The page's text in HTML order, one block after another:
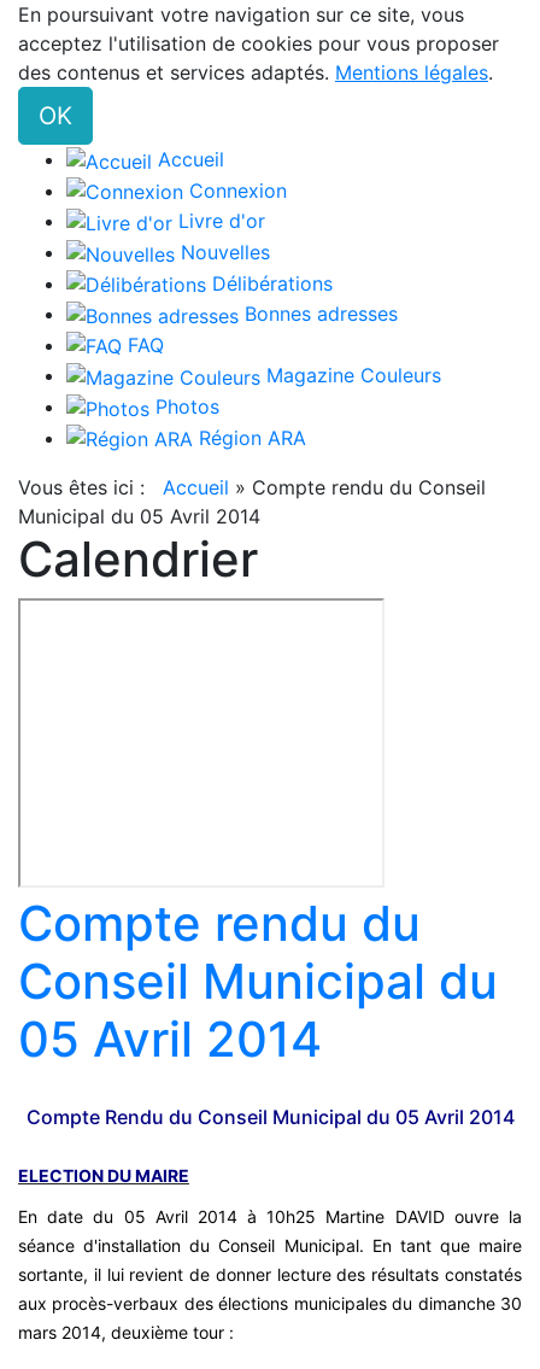
En poursuivant votre navigation sur ce site, vous
acceptez l'utilisation de cookies pour vous proposer
des contenus et services adaptés. Mentions légales.
OK
Accueil
Connexion
Livre d'or
Nouvelles
Délibérations
Bonnes adresses
FAQ
Magazine Couleurs
Photos
Région ARA
Vous êtes ici : Accueil » Compte rendu du Conseil
Municipal du 05 Avril 2014
Calendrier
Compte rendu du
Conseil Municipal du
05 Avril 2014
Compte Rendu du Conseil Municipal du 05 Avril 2014
ELECTION DU MAIRE
En date du 05 Avril 2014 à 10h25 Martine DAVID ouvre la
séance d'installation du Conseil Municipal. En tant que maire
sortante, il lui revient de donner lecture des résultats constatés
aux procès-verbaux des élections municipales du dimanche 30
mars 2014, deuxième tour :